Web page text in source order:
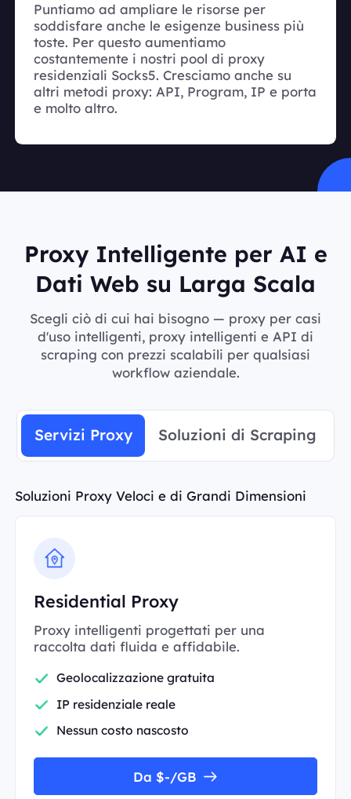
Puntiamo ad ampliare le risorse per
soddisfare anche le esigenze business più
toste. Per questo aumentiamo
costantemente i nostri pool di proxy
residenziali Socks5. Cresciamo anche su
altri metodi proxy: API, Program, IP e porta
e molto altro.
Proxy Intelligente per AI e
Dati Web su Larga Scala
Scegli ciò di cui hai bisogno — proxy per casi
d'uso intelligenti, proxy intelligenti e API di
scraping con prezzi scalabili per qualsiasi
workflow aziendale.
Servizi Proxy Soluzioni di Scraping
Soluzioni Proxy Veloci e di Grandi Dimensioni
Residential Proxy
Proxy intelligenti progettati per una
raccolta dati fluida e affidabile.
Geolocalizzazione gratuita
IP residenziale reale
Nessun costo nascosto
Da $-/GB